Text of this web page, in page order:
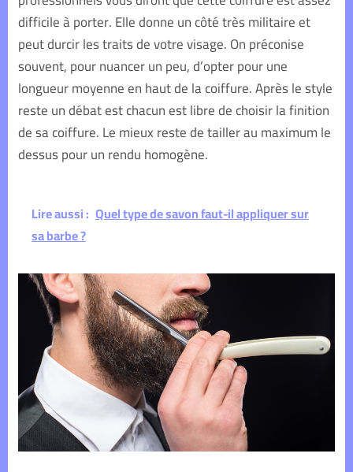
difficile à porter. Elle donne un côté très militaire et
peut durcir les traits de votre visage. On préconise
souvent, pour nuancer un peu, d’opter pour une
longueur moyenne en haut de la coiffure.Après le style
reste un débat est chacun est libre de choisir la finition
de sa coiffure. Le mieux reste de tailler au maximum le
dessus pour un rendu homogène.
Lire aussi : Quel type de savon faut-il appliquer sur
sa barbe ?